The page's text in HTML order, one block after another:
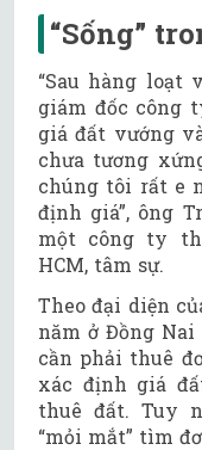
“Sống”
“Sau hàng loạt
giám đốc công
giá đất vướng
chưa tương
chúng tôi rất e
định giá”, ông
một công ty
HCM, tâm sự.
Theo đại diện
năm ở Đồng
cần phải thuê
xác định giá
thuê đất. Tuy
“mỏi mắt” tìm